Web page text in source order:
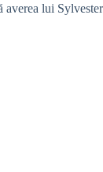
averea lui Sylvester